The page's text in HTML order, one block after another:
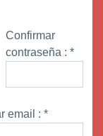
Confirmar
contraseña : *
email : *